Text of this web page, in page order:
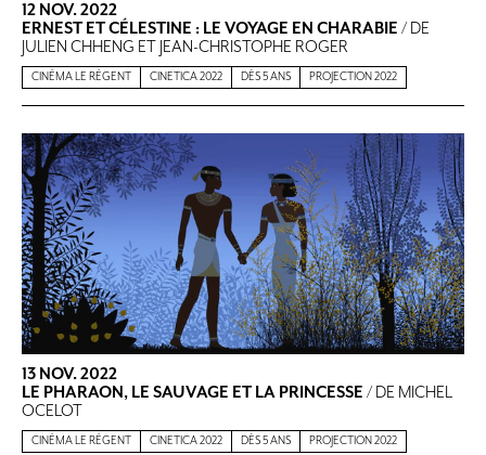
12 NOV. 2022
ERNEST ET CÉLESTINE : LE VOYAGE EN CHARABIE / DE
JULIEN CHHENG ET JEAN-CHRISTOPHE ROGER
CINÉMA LE RÉGENT CINETICA 2022 DÈS 5 ANS PROJECTION 2022
13 NOV. 2022
LE PHARAON, LE SAUVAGE ET LA PRINCESSE / DE MICHEL
OCELOT
CINÉMA LE RÉGENT CINETICA 2022 DÈS 5 ANS PROJECTION 2022